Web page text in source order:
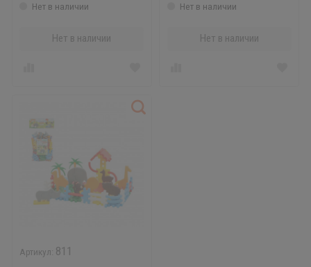
Нет в наличии
Нет в наличии
Нет в наличии
Нет в наличии
811